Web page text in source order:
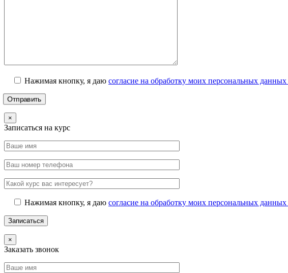
Нажимая кнопку, я даю согласие на обработку моих персональных данных
×
Записаться на курс
Нажимая кнопку, я даю согласие на обработку моих персональных данных
×
Заказать звонок